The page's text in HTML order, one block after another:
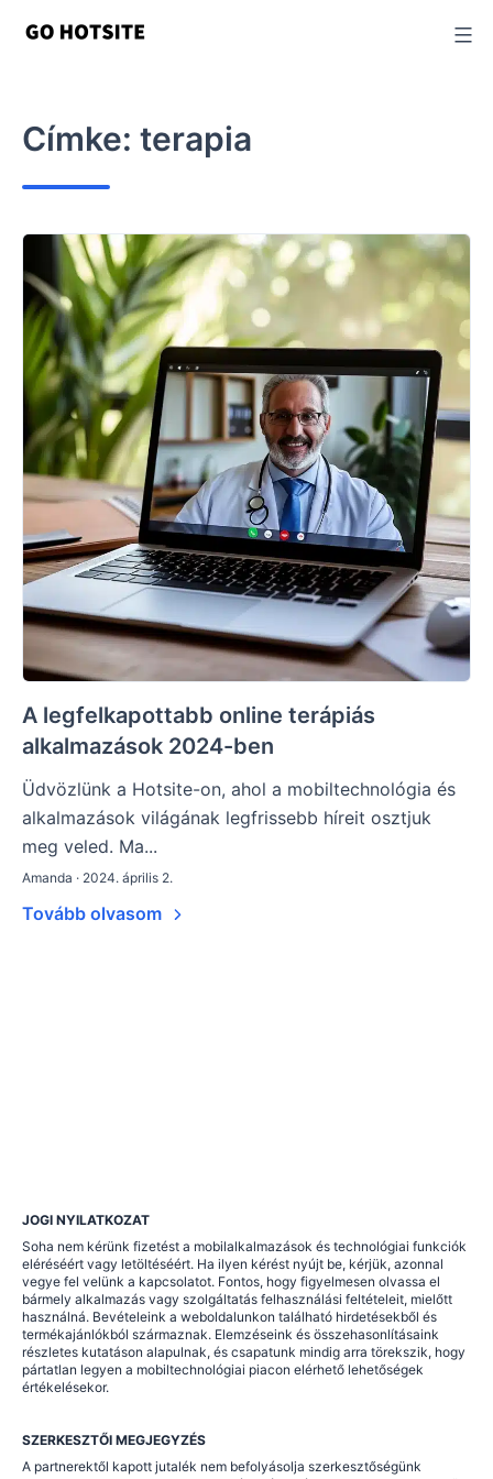
Címke: terapia
A legfelkapottabb online terápiás
alkalmazások 2024-ben
Üdvözlünk a Hotsite-on, ahol a mobiltechnológia és
alkalmazások világának legfrissebb híreit osztjuk
meg veled. Ma...
Amanda · 2024. április 2.
Tovább olvasom
JOGI NYILATKOZAT
Soha nem kérünk fizetést a mobilalkalmazások és technológiai funkciók
eléréséért vagy letöltéséért. Ha ilyen kérést nyújt be, kérjük, azonnal
vegye fel velünk a kapcsolatot. Fontos, hogy figyelmesen olvassa el
bármely alkalmazás vagy szolgáltatás felhasználási feltételeit, mielőtt
használná. Bevételeink a weboldalunkon található hirdetésekből és
termékajánlókból származnak. Elemzéseink és összehasonlításaink
részletes kutatáson alapulnak, és csapatunk mindig arra törekszik, hogy
pártatlan legyen a mobiltechnológiai piacon elérhető lehetőségek
értékelésekor.
SZERKESZTŐI MEGJEGYZÉS
A partnerektől kapott jutalék nem befolyásolja szerkesztőségünk